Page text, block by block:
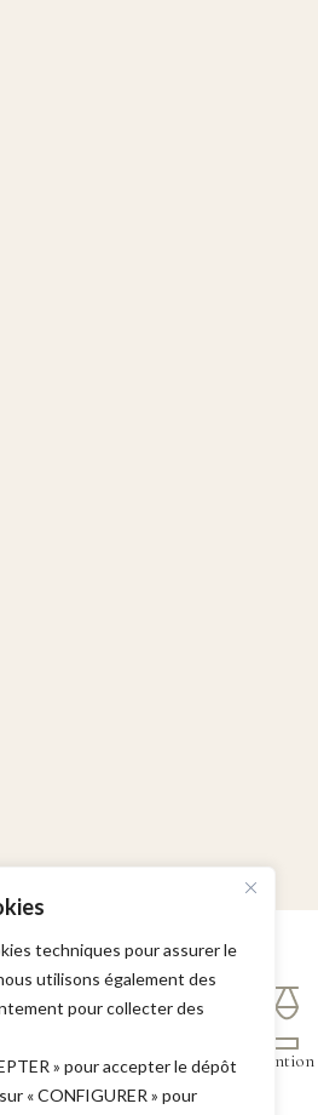
techniques pour assurer le
utilisons également des
pour collecter des
» pour accepter le dépôt
« CONFIGURER » pour
Domaines d'intervention
Garde à vue